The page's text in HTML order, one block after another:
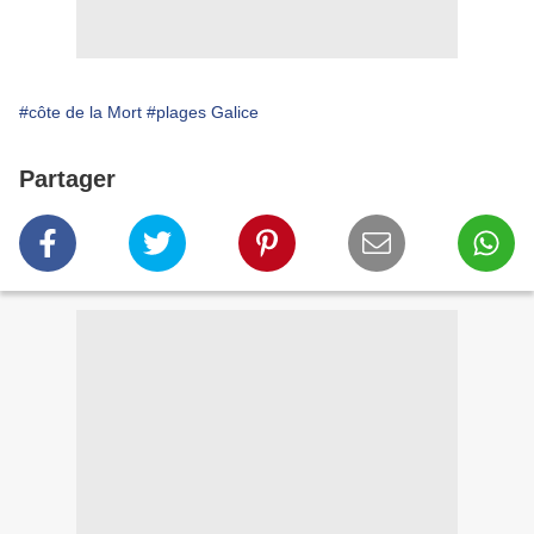
#côte de la Mort #plages Galice
Partager